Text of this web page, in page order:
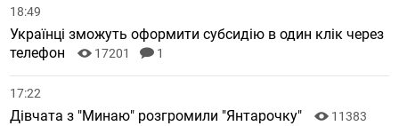
18:49
Українці зможуть оформити субсидію в один клік через
телефон
17201 1
17:22
Дівчата з "Минаю" розгромили "Янтарочку"
11383